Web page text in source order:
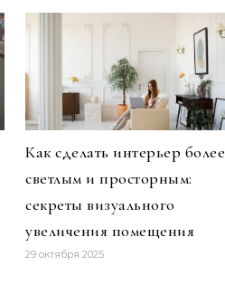
Как сделать интерьер более
светлым и просторным:
секреты визуального
увеличения помещения
29 октября 2025